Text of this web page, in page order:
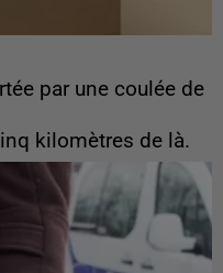
par une coulée de
kilomètres de là.